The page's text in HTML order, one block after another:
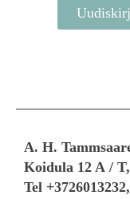
A. H.
Koidula 12 A /
Tel +3726013232,